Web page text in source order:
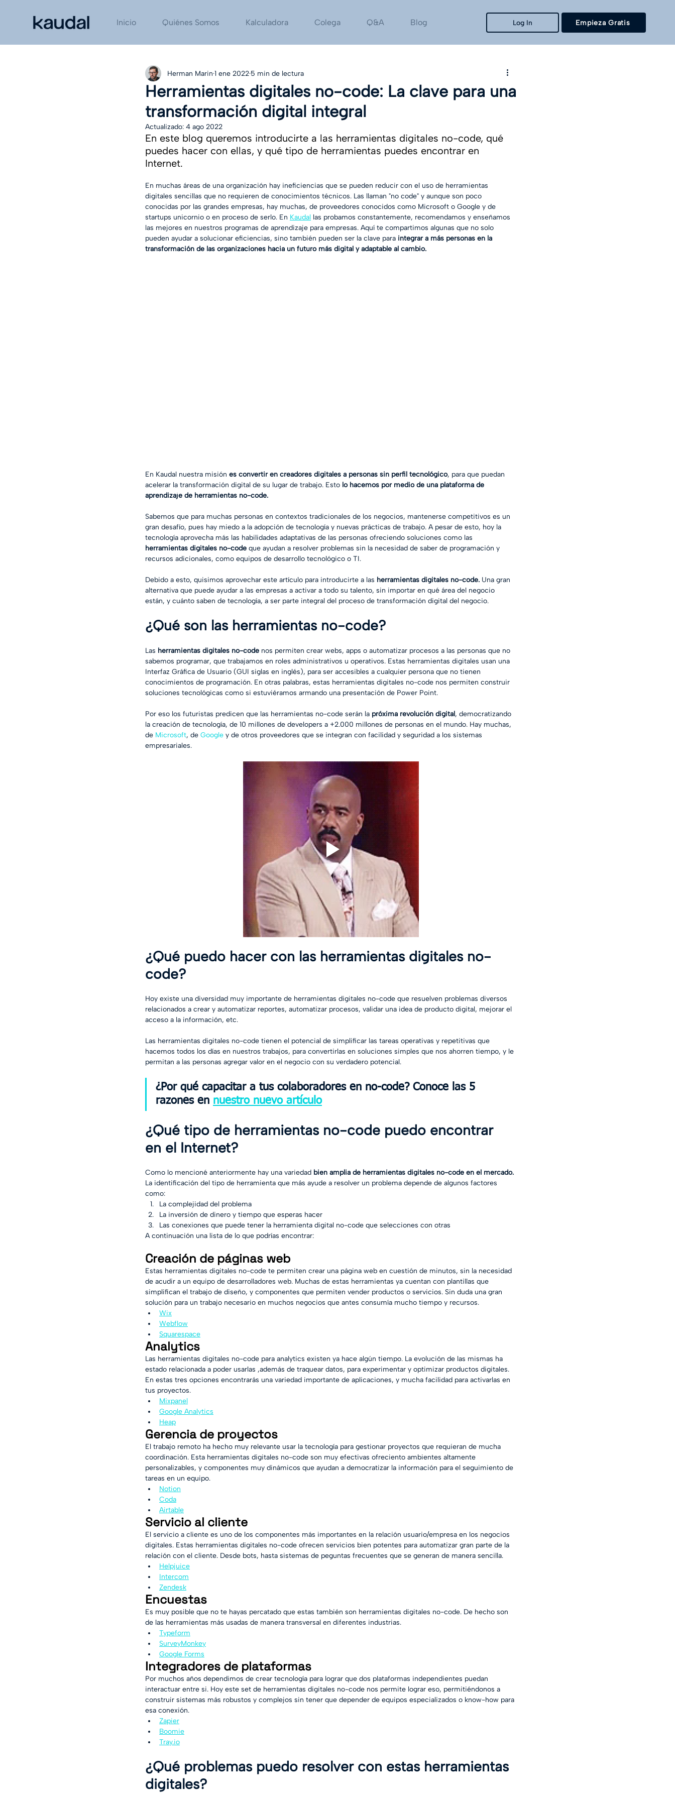
Inicio Quiénes Somos Kalculadora Colega Q&A Blog Log In Empieza Gratis
Herramientas digitales no-code: La clave para una
transformación digital integral
Herman Marin 1 ene 2022 5 min de lectura
Actualizado: 4 ago 2022
En este blog queremos introducirte a las herramientas digitales no-code, qué
puedes hacer con ellas, y qué tipo de herramientas puedes encontrar en
Internet.
En muchas áreas de una organización hay ineficiencias que se pueden reducir con el uso de herramientas
digitales sencillas que no requieren de conocimientos técnicos. Las llaman "no code" y aunque son poco
conocidas por las grandes empresas, hay muchas, de proveedores conocidos como Microsoft o Google y de
startups unicornio o en proceso de serlo. En Kaudal las probamos constantemente, recomendamos y enseñamos
las mejores en nuestros programas de aprendizaje para empresas. Aquí te compartimos algunas que no solo
pueden ayudar a solucionar eficiencias, sino también pueden ser la clave para integrar a más personas en la
transformación de las organizaciones hacia un futuro más digital y adaptable al cambio.
En Kaudal nuestra misión es convertir en creadores digitales a personas sin perfil tecnológico, para que puedan
acelerar la transformación digital de su lugar de trabajo. Esto lo hacemos por medio de una plataforma de
aprendizaje de herramientas no-code.
Sabemos que para muchas personas en contextos tradicionales de los negocios, mantenerse competitivos es un
gran desafío, pues hay miedo a la adopción de tecnología y nuevas prácticas de trabajo. A pesar de esto, hoy la
tecnología aprovecha más las habilidades adaptativas de las personas ofreciendo soluciones como las
herramientas digitales no-code que ayudan a resolver problemas sin la necesidad de saber de programación y
recursos adicionales, como equipos de desarrollo tecnológico o TI.
Debido a esto, quisimos aprovechar este artículo para introducirte a las herramientas digitales no-code. Una gran
alternativa que puede ayudar a las empresas a activar a todo su talento, sin importar en qué área del negocio
están, y cuánto saben de tecnología, a ser parte integral del proceso de transformación digital del negocio.
¿Qué son las herramientas no-code?
Las herramientas digitales no-code nos permiten crear webs, apps o automatizar procesos a las personas que no
sabemos programar, que trabajamos en roles administrativos u operativos. Estas herramientas digitales usan una
Interfaz Gráfica de Usuario (GUI siglas en inglés), para ser accesibles a cualquier persona que no tienen
conocimientos de programación. En otras palabras, estas herramientas digitales no-code nos permiten construir
soluciones tecnológicas como si estuviéramos armando una presentación de Power Point.
Por eso los futuristas predicen que las herramientas no-code serán la próxima revolución digital, democratizando
la creación de tecnología, de 10 millones de developers a +2.000 millones de personas en el mundo. Hay muchas,
de Microsoft, de Google y de otros proveedores que se integran con facilidad y seguridad a los sistemas
empresariales.
¿Qué puedo hacer con las herramientas digitales no-
code?
Hoy existe una diversidad muy importante de herramientas digitales no-code que resuelven problemas diversos
relacionados a crear y automatizar reportes, automatizar procesos, validar una idea de producto digital, mejorar el
acceso a la información, etc.
Las herramientas digitales no-code tienen el potencial de simplificar las tareas operativas y repetitivas que
hacemos todos los días en nuestros trabajos, para convertirlas en soluciones simples que nos ahorren tiempo, y le
permitan a las personas agregar valor en el negocio con su verdadero potencial.
¿Por qué capacitar a tus colaboradores en no-code? Conoce las 5
razones en nuestro nuevo artículo
¿Qué tipo de herramientas no-code puedo encontrar
en el Internet?
Como lo mencioné anteriormente hay una variedad bien amplia de herramientas digitales no-code en el mercado.
La identificación del tipo de herramienta que más ayude a resolver un problema depende de algunos factores
como:
La complejidad del problema
La inversión de dinero y tiempo que esperas hacer
Las conexiones que puede tener la herramienta digital no-code que selecciones con otras
A continuación una lista de lo que podrías encontrar:
Creación de páginas web
Estas herramientas digitales no-code te permiten crear una página web en cuestión de minutos, sin la necesidad
de acudir a un equipo de desarrolladores web. Muchas de estas herramientas ya cuentan con plantillas que
simplifican el trabajo de diseño, y componentes que permiten vender productos o servicios. Sin duda una gran
solución para un trabajo necesario en muchos negocios que antes consumía mucho tiempo y recursos.
Wix
Webflow
Squarespace
Analytics
Las herramientas digitales no-code para analytics existen ya hace algún tiempo. La evolución de las mismas ha
estado relacionada a poder usarlas ,además de traquear datos, para experimentar y optimizar productos digitales.
En estas tres opciones encontrarás una variedad importante de aplicaciones, y mucha facilidad para activarlas en
tus proyectos.
Mixpanel
Google Analytics
Heap
Gerencia de proyectos
El trabajo remoto ha hecho muy relevante usar la tecnología para gestionar proyectos que requieran de mucha
coordinación. Esta herramientas digitales no-code son muy efectivas ofreciento ambientes altamente
personalizables, y componentes muy dinámicos que ayudan a democratizar la información para el seguimiento de
tareas en un equipo.
Notion
Coda
Airtable
Servicio al cliente
El servicio a cliente es uno de los componentes más importantes en la relación usuario/empresa en los negocios
digitales. Estas herramientas digitales no-code ofrecen servicios bien potentes para automatizar gran parte de la
relación con el cliente. Desde bots, hasta sistemas de peguntas frecuentes que se generan de manera sencilla.
Helpjuice
Intercom
Zendesk
Encuestas
Es muy posible que no te hayas percatado que estas también son herramientas digitales no-code. De hecho son
de las herramientas más usadas de manera transversal en diferentes industrias.
Typeform
SurveyMonkey
Google Forms
Integradores de plataformas
Por muchos años dependimos de crear tecnología para lograr que dos plataformas independientes puedan
interactuar entre si. Hoy este set de herramientas digitales no-code nos permite lograr eso, permitiéndonos a
construir sistemas más robustos y complejos sin tener que depender de equipos especializados o know-how para
esa conexión.
Zapier
Boomie
Tray.io
¿Qué problemas puedo resolver con estas herramientas
digitales?